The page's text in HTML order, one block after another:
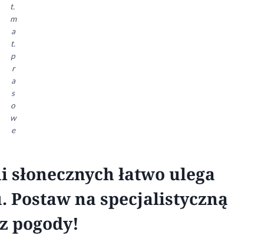
t.
m
a
t.
p
r
a
s
o
w
e
łatwo ulega
na specjalistyczną
pogody!